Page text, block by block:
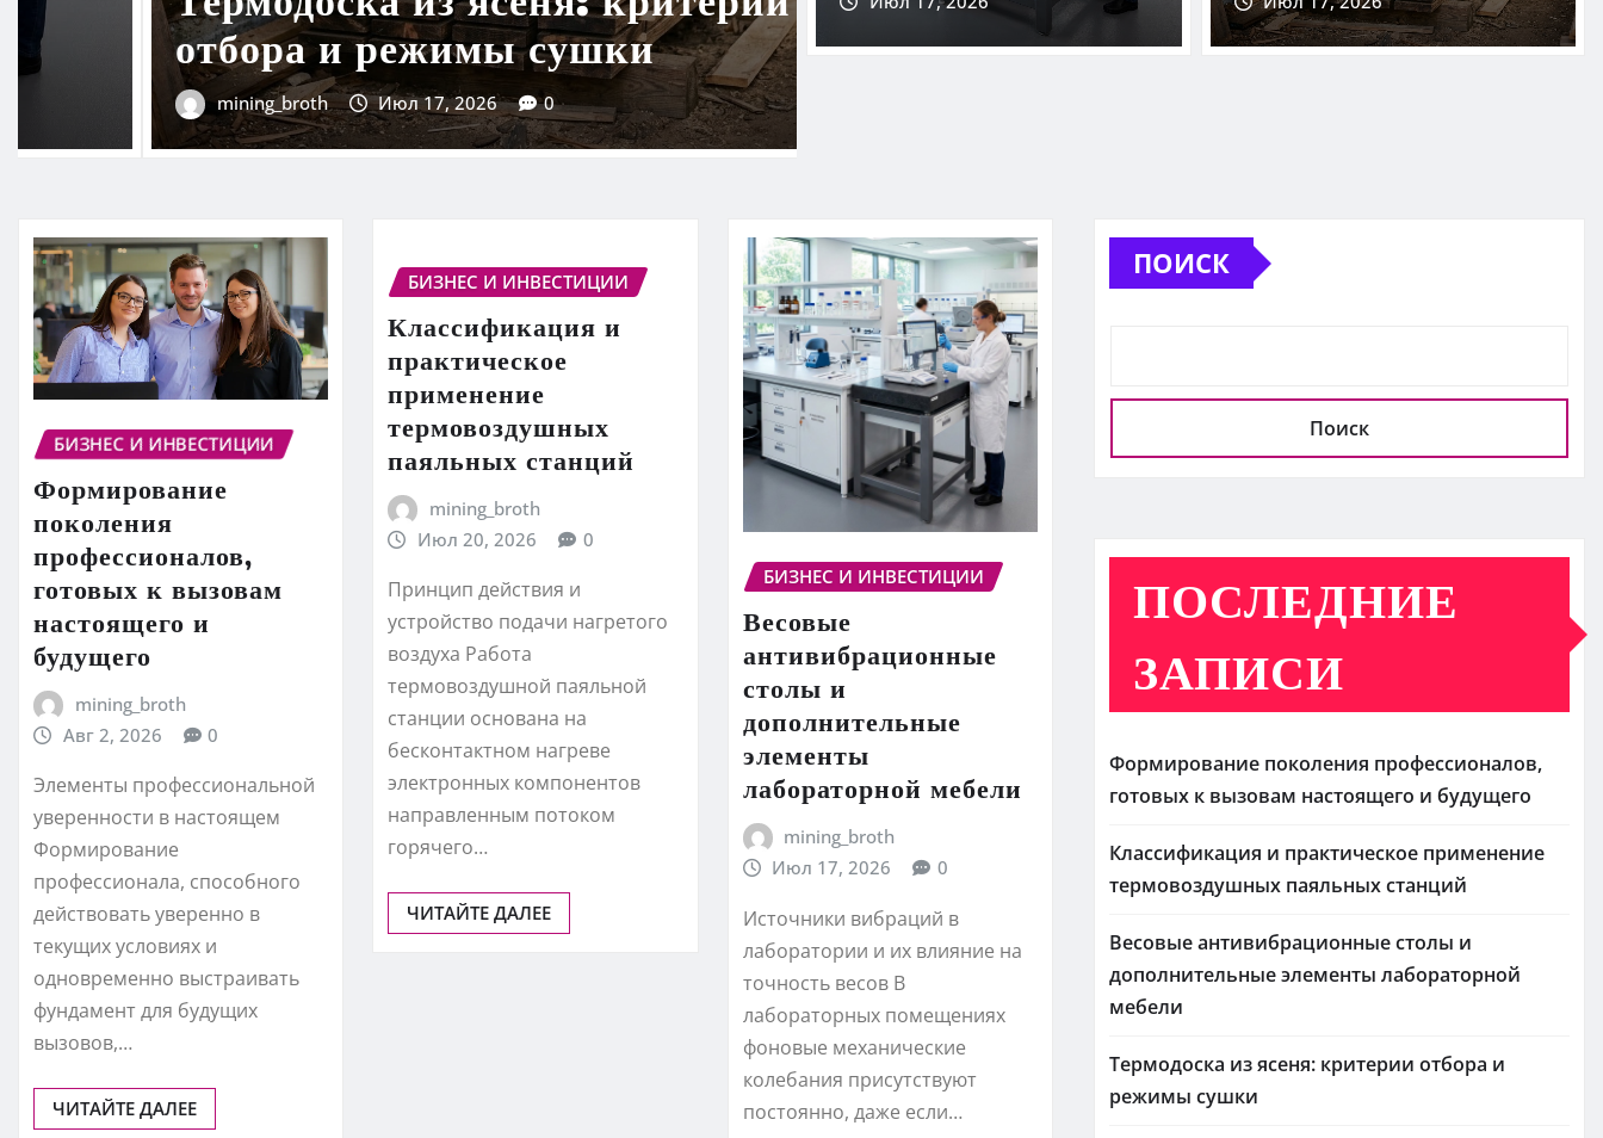
и вентиляционные системы
mining_broth Июл 10, 2026 0
БИЗНЕС И ИНВЕСТИЦИИ
Формирование
поколения
профессионалов,
готовых к вызовам
настоящего и
будущего
mining_broth
Авг 2, 2026
0
Элементы профессиональной
уверенности в настоящем
Формирование
профессионала, способного
действовать уверенно в
текущих условиях и
одновременно выстраивать
фундамент для будущих
вызовов,…
ЧИТАЙТЕ ДАЛЕЕ
БИЗНЕС И ИНВЕСТИЦИИ
Классификация и
практическое
применение
термовоздушных
паяльных станций
mining_broth
Июл 20, 2026
0
Принцип действия и
устройство подачи нагретого
воздуха Работа
термовоздушной паяльной
станции основана на
бесконтактном нагреве
электронных компонентов
направленным потоком
горячего…
ЧИТАЙТЕ ДАЛЕЕ
БИЗНЕС И ИНВЕСТИЦИИ
Весовые
антивибрационные
столы и
дополнительные
элементы
лабораторной мебели
mining_broth
Июл 17, 2026
0
Источники вибраций в
лаборатории и их влияние на
точность весов В
лабораторных помещениях
фоновые механические
колебания присутствуют
постоянно, даже если…
ПОИСК
Поиск
ПОСЛЕДНИЕ
ЗАПИСИ
Формирование поколения профессионалов,
готовых к вызовам настоящего и будущего
Классификация и практическое применение
термовоздушных паяльных станций
Весовые антивибрационные столы и
дополнительные элементы лабораторной
мебели
Термодоска из ясеня: критерии отбора и
режимы сушки